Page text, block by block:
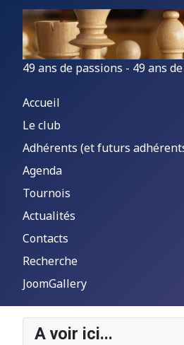
49 ans de passions - 49 ans
Accueil
Le club
Adhérents (et futurs
Agenda
Tournois
Actualités
Contacts
Recherche
JoomGallery
A voir ici...